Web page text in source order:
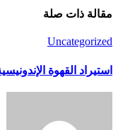
مقالة ذات صلة
Uncategorized
استيراد القهوة